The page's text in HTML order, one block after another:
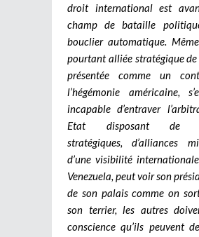
droit international est
champ de bataille
bouclier automatique.
pourtant alliée stratégique de
présentée comme un
l’hégémonie américaine,
incapable d’entraver
Etat disposant de
stratégiques, d’alliances
d’une visibilité
Venezuela, peut voir son
de son palais comme on
son terrier, les autres
conscience qu’ils peuvent